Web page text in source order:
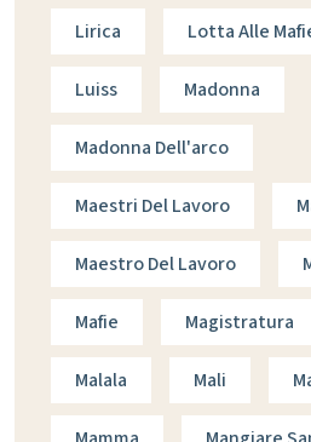
Lirica Lotta Alle
Luiss Madonna
Madonna Dell'arco
Maestri Del Lavoro
Maestro Del Lavoro
Mafie Magistratura
Malala Mali